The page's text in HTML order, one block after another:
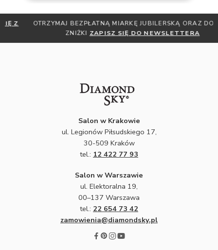
OTRZYMAJ BEZPŁATNĄ MIARKĘ JUBILERSKĄ ORAZ DO 30%
ZNIŻKIZAPISZ SIĘ DO NEWSLETTERA
Salon w Krakowie
ul. Legionów Piłsudskiego 17,
30-509 Kraków
tel.: 12 422 77 93
Salon w Warszawie
ul. Elektoralna 19,
00–137 Warszawa
tel.: 22 654 73 42
zamowienia@diamondsky.pl